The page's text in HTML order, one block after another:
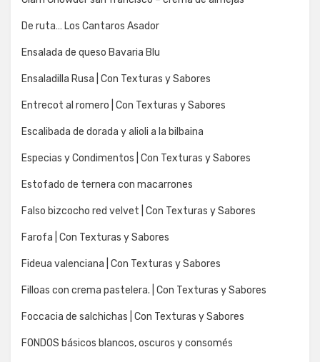
De ruta… Los Cantaros Asador
Ensalada de queso Bavaria Blu
Ensaladilla Rusa | Con Texturas y Sabores
Entrecot al romero | Con Texturas y Sabores
Escalibada de dorada y alioli a la bilbaina
Especias y Condimentos | Con Texturas y Sabores
Estofado de ternera con macarrones
Falso bizcocho red velvet | Con Texturas y Sabores
Farofa | Con Texturas y Sabores
Fideua valenciana | Con Texturas y Sabores
Filloas con crema pastelera. | Con Texturas y Sabores
Foccacia de salchichas | Con Texturas y Sabores
FONDOS básicos blancos, oscuros y consomés